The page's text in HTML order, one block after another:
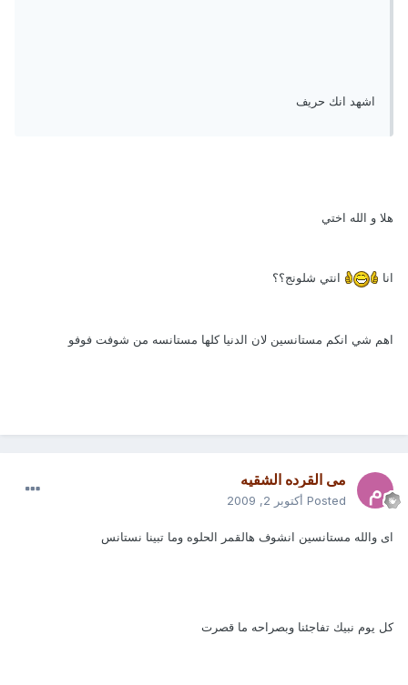
اشهد انك حريف
هلا و الله اختي
انا انتي شلونج؟؟
اهم شي انكم مستانسين لان الدنيا كلها مستانسه من شوفت فوفو
مى القرده الشقيه
Posted أكتوبر 2, 2009
اى والله مستانسين انشوف هالقمر الحلوه وما تبينا نستانس
كل يوم نبيك تفاجئنا وبصراحه ما قصرت